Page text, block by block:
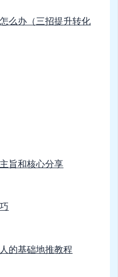
么办（三招提升转化
旨和核心分享
的基础地推教程